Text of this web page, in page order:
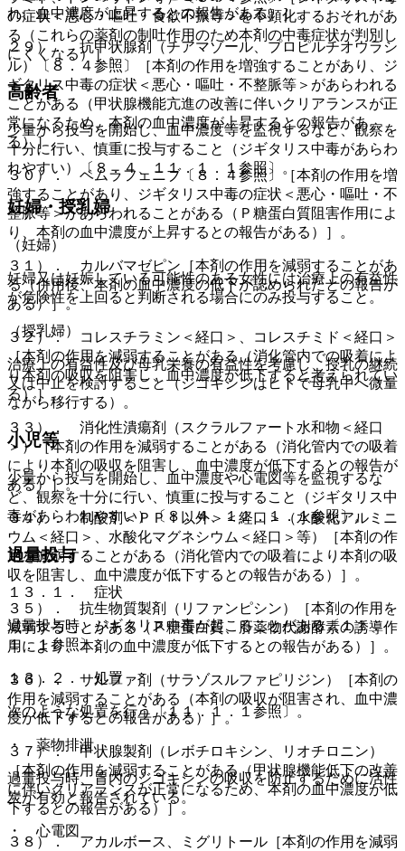
の症状＜悪心・嘔吐・食欲不振等＞を不顕化するおそれがあ
る（これらの薬剤の制吐作用のため本剤の中毒症状が判別し
にくくなる）］。
高齢者
少量から投与を開始し、血中濃度等を監視するなど、観察を
十分に行い、慎重に投与すること（ジギタリス中毒があらわ
れやすい）〔８．４、１１．１．１参照〕。
妊婦・授乳婦
（妊婦）
妊婦又は妊娠している可能性のある女性には治療上の有益性
が危険性を上回ると判断される場合にのみ投与すること。
（授乳婦）
治療上の有益性及び母乳栄養の有益性を考慮し、授乳の継続
又は中止を検討すること（ジゴキシンはヒトで母乳中へ微量
ながら移行する）。
小児等
少量から投与を開始し、血中濃度や心電図等を監視するな
ど、観察を十分に行い、慎重に投与すること（ジギタリス中
毒があらわれやすい）〔８．４、１１．１．１参照〕。
過量投与
１３．１． 症状
過量投与時、ジギタリス中毒が起こることがある〔１１．
１．１参照〕。
１３．２． 処置
次のような処置を行う〔１１．１．１参照〕。
・ 薬物排泄
過量投与時、胃内のジゴキシンの吸収を防止するために活性
炭が有効と報告されている。
・ 心電図
れ、血中濃度が上昇するとの報告がある）］。
２９）． 抗甲状腺剤（チアマゾール、プロピルチオウラシ
ル）〔８．４参照〕［本剤の作用を増強することがあり、ジ
ギタリス中毒の症状＜悪心・嘔吐・不整脈等＞があらわれる
ことがある（甲状腺機能亢進の改善に伴いクリアランスが正
常になるため、本剤の血中濃度が上昇するとの報告があ
る）］。
３０）． ベムラフェニブ〔８．４参照〕［本剤の作用を増
強することがあり、ジギタリス中毒の症状＜悪心・嘔吐・不
整脈等＞があらわれることがある（Ｐ糖蛋白質阻害作用によ
り、本剤の血中濃度が上昇するとの報告がある）］。
３１）． カルバマゼピン［本剤の作用を減弱することがあ
る（併用後、本剤の血中濃度の低下が認められたとの報告が
ある）］。
３２）． コレスチラミン＜経口＞、コレスチミド＜経口＞
［本剤の作用を減弱することがある（消化管内での吸着によ
り本剤の吸収を阻害し、血中濃度が低下すると考えられてい
る）］。
３３）． 消化性潰瘍剤（スクラルファート水和物＜経口
＞）［本剤の作用を減弱することがある（消化管内での吸着
により本剤の吸収を阻害し、血中濃度が低下するとの報告が
ある）］。
３４）． 制酸剤＜ＰＰＩ以外＞＜経口＞（水酸化アルミニ
ウム＜経口＞、水酸化マグネシウム＜経口＞等）［本剤の作
用を減弱することがある（消化管内での吸着により本剤の吸
収を阻害し、血中濃度が低下するとの報告がある）］。
３５）． 抗生物質製剤（リファンピシン）［本剤の作用を
減弱することがある（Ｐ糖蛋白質、肝薬物代謝酵素の誘導作
用により、本剤の血中濃度が低下するとの報告がある）］。
３６）． サルファ剤（サラゾスルファピリジン）［本剤の
作用を減弱することがある（本剤の吸収が阻害され、血中濃
度が低下するとの報告がある）］。
３７）． 甲状腺製剤（レボチロキシン、リオチロニン）
［本剤の作用を減弱することがある（甲状腺機能低下の改善
に伴いクリアランスが正常になるため、本剤の血中濃度が低
下するとの報告がある）］。
３８）． アカルボース、ミグリトール［本剤の作用を減弱